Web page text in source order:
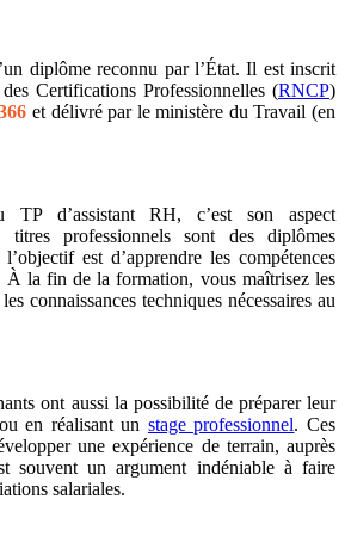
diplôme reconnu par l’État. Il est inscrit
Certifications Professionnelles (RNCP)
et délivré par le ministère du Travail (en
TP d’assistant RH, c’est son aspect
titres professionnels sont des diplômes
est d’apprendre les compétences
À la fin de la formation, vous maîtrisez les
connaissances techniques nécessaires au
ont aussi la possibilité de préparer leur
ou en réalisant un stage professionnel. Ces
une expérience de terrain, auprès
souvent un argument indéniable à faire
salariales.